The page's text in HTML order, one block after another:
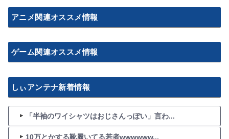
アニメ関連オススメ情報
ゲーム関連オススメ情報
しぃアンテナ新着情報
「半袖のワイシャツはおじさんっぽい」言わ...
10万とかする靴履いてる若者wwwwww...